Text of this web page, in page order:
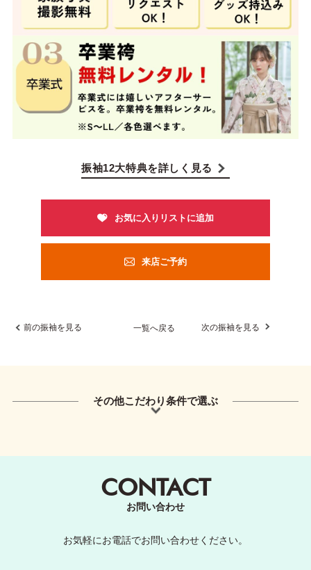
振袖12大特典を詳しく見る
来店ご予約
前の振袖を見る 一覧へ戻る 次の振袖を見る
その他こだわり条件で選ぶ
CONTACT
お問い合わせ
お気軽にお電話でお問い合わせください。